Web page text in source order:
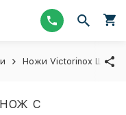
Ножи Victorinox
с